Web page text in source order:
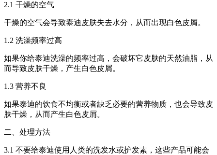
2.1 干燥的空气
干燥的空气会导致泰迪皮肤失去水分，从而出现白色皮屑。
1.2 洗澡频率过高
如果你给泰迪洗澡的频率过高，会破坏它皮肤的天然油脂，从
而导致皮肤干燥，产生白色皮屑。
1.3 营养不良
如果泰迪的饮食不均衡或者缺乏必要的营养物质，也会导致皮
肤干燥，从而产生白色皮屑。
二、处理方法
3.1 不要给泰迪使用人类的洗发水或护发素，这些产品可能会